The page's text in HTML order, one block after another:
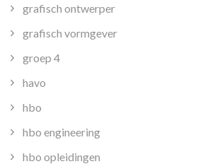
grafisch ontwerper
grafisch vormgever
groep 4
havo
hbo
hbo engineering
hbo opleidingen